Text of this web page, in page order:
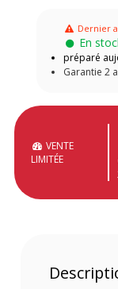
Dernier
En
préparé
Garantie 2
VENTE
LIMITÉE